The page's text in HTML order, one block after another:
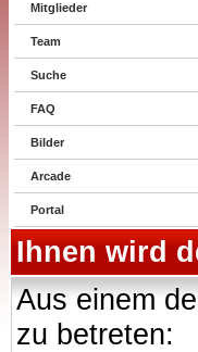
Mitglieder
Team
Suche
FAQ
Bilder
Arcade
Portal
Ihnen wird
Aus einem
zu betreten: